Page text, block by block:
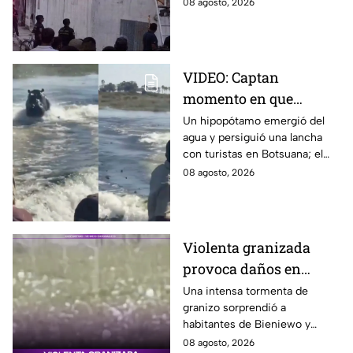
08 agosto, 2026
VIDEO: Captan
momento en que
hipopótamo sale del
agua para perseguir a
turistas en lancha
Un hipopótamo emergió del
agua y persiguió una lancha
con turistas en Botsuana; el
guía aceleró a tiempo para
08 agosto, 2026
Violenta granizada
provoca daños en
vehículos en Polonia
Una intensa tormenta de
granizo sorprendió a
habitantes de Bieniewo y
provocó daños en los cristales
08 agosto, 2026